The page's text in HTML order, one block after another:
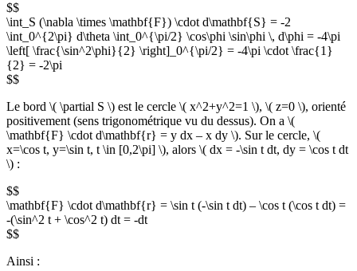
$$
\int_S (\nabla \times \mathbf{F}) \cdot d\mathbf{S} = -2
\int_0^{2\pi} d\theta \int_0^{\pi/2} \cos\phi \sin\phi \, d\phi = -4\pi
\left[ \frac{\sin^2\phi}{2} \right]_0^{\pi/2} = -4\pi \cdot \frac{1}
{2} = -2\pi
$$
Le bord \( \partial S \) est le cercle \( x^2+y^2=1 \), \( z=0 \), orienté
positivement (sens trigonométrique vu du dessus). On a \(
\mathbf{F} \cdot d\mathbf{r} = y dx – x dy \). Sur le cercle, \(
x=\cos t, y=\sin t, t \in [0,2\pi] \), alors \( dx = -\sin t dt, dy = \cos t dt
\) :
$$
\mathbf{F} \cdot d\mathbf{r} = \sin t (-\sin t dt) – \cos t (\cos t dt) =
-(\sin^2 t + \cos^2 t) dt = -dt
$$
Ainsi :